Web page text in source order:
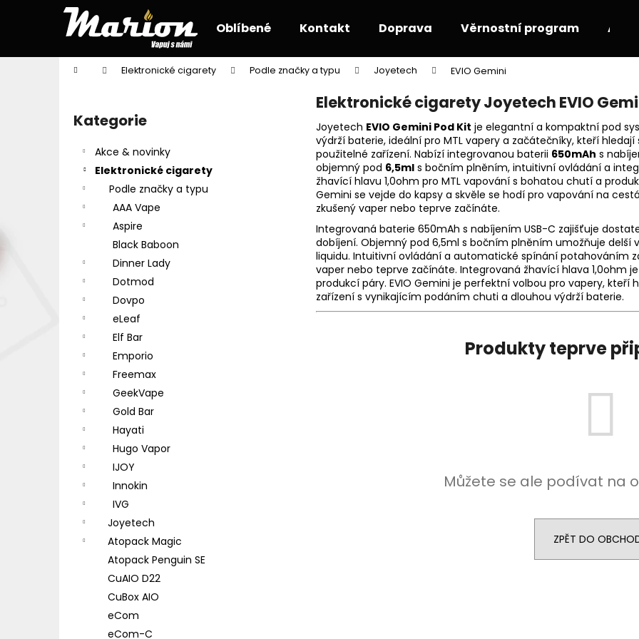
Oblíbené Kontakt Doprava Věrnostní program
Domů Elektronické cigarety Podle značky a typu Joyetech EVIO Gemini
Přeskočit
kategorie
Kategorie
Akce & novinky
Elektronické cigarety
Podle značky a typu
AAA Vape
Aspire
Black Baboon
Dinner Lady
Dotmod
Dovpo
eLeaf
Elf Bar
Emporio
Freemax
GeekVape
Gold Bar
Hayati
Hugo Vapor
IJOY
Innokin
IVG
Joyetech
Atopack Magic
Atopack Penguin SE
CuAIO D22
CuBox AIO
eCom
eCom-C
Elektronické cigarety Joyetech EVIO
Joyetech EVIO Gemini Pod Kit je elegantní a kompaktní pod
výdrží baterie, ideální pro MTL vapery a začátečníky, kteří hledají
použitelné zařízení. Nabízí integrovanou baterii 650mAh s
objemný pod 6,5ml s bočním plněním, intuitivní ovládání a
žhavící hlavu 1,0ohm pro MTL vapování s bohatou chutí a
Gemini se vejde do kapsy a skvěle se hodí pro vapování na
zkušený vaper nebo teprve začínáte.
Integrovaná baterie 650mAh s nabíjením USB-C zajišťuje
dobíjení. Objemný pod 6,5ml s bočním plněním umožňuje
liquidu. Intuitivní ovládání a automatické spínání potahováním
vaper nebo teprve začínáte. Integrovaná žhavící hlava 1,0ohm
produkcí páry. EVIO Gemini je perfektní volbou pro vapery,
zařízení s vynikajícím podáním chuti a dlouhou výdrží baterie.
Produkty teprve
Můžete se ale podívat na
ZPĚT DO
í
Zpět
do
Zpět
do
Co potřebujete najít?
HLEDAT
Doporučujeme
DEKANG DESERT SHIP 10ML 18MG
155 Kč
Původně:195 Kč
149 Kč
Původně:195